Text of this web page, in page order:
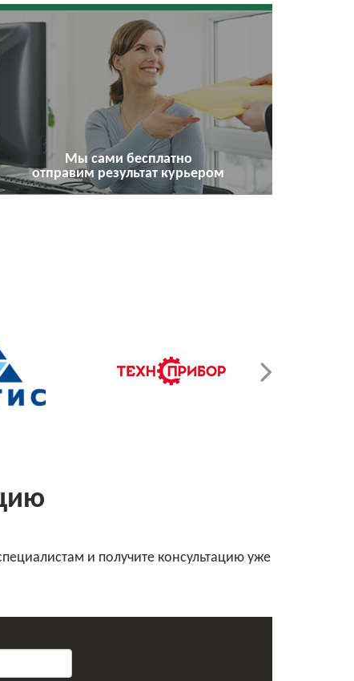
Мы сами бесплатно
отправим результат курьером
и получите консультацию уже